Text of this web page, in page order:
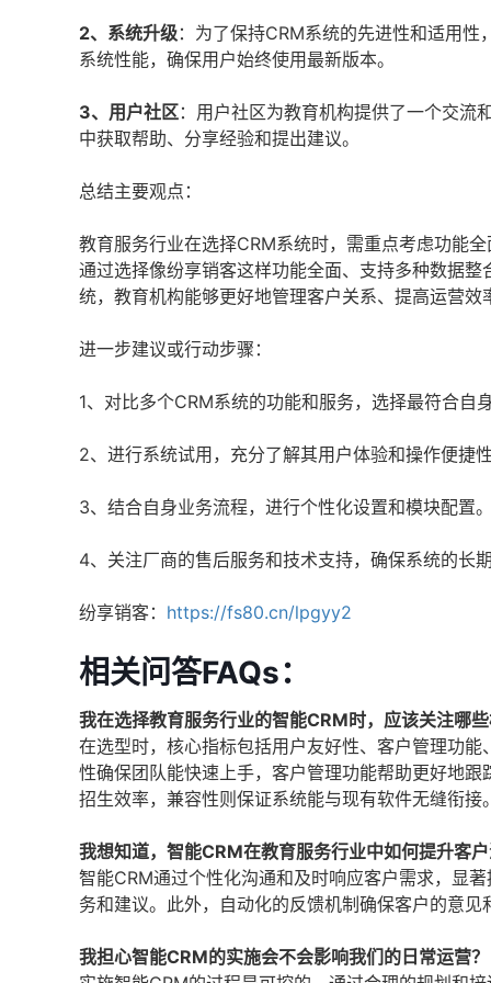
2、系统升级：为了保持CRM系统的先进性和适用
系统性能，确保用户始终使用最新版本。
3、用户社区：用户社区为教育机构提供了一个交流
中获取帮助、分享经验和提出建议。
总结主要观点：
教育服务行业在选择CRM系统时，需重点考虑功能
通过选择像纷享销客这样功能全面、支持多种数据
统，教育机构能够更好地管理客户关系、提高运营效
进一步建议或行动步骤：
1、对比多个CRM系统的功能和服务，选择最符合自
2、进行系统试用，充分了解其用户体验和操作便捷
3、结合自身业务流程，进行个性化设置和模块配置
4、关注厂商的售后服务和技术支持，确保系统的长
纷享销客： https://fs80.cn/lpgyy2
相关问答FAQs：
我在选择教育服务行业的智能CRM时，应该关注哪
在选型时，核心指标包括用户友好性、客户管理功
性确保团队能快速上手，客户管理功能帮助更好地
招生效率，兼容性则保证系统能与现有软件无缝衔接
我想知道，智能CRM在教育服务行业中如何提升客
智能CRM通过个性化沟通和及时响应客户需求，显
务和建议。此外，自动化的反馈机制确保客户的意
我担心智能CRM的实施会不会影响我们的日常运营？